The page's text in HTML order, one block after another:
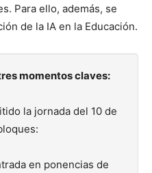
Para ello, además, se
de la IA en la Educación.
momentos claves:
la jornada del 10 de
en ponencias de